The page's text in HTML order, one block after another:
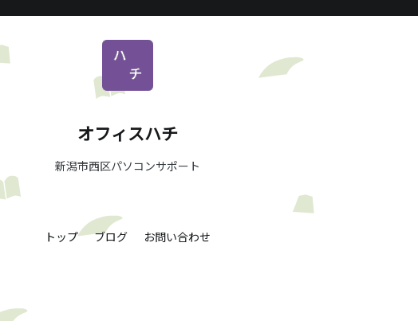
オフィスハチ
新潟市西区パソコンサポート
トップ ブログ お問い合わせ